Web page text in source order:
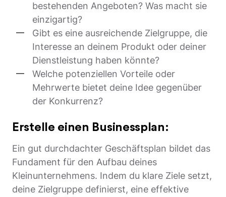
bestehenden Angeboten? Was macht sie
einzigartig?
Gibt es eine ausreichende Zielgruppe, die
Interesse an deinem Produkt oder deiner
Dienstleistung haben könnte?
Welche potenziellen Vorteile oder
Mehrwerte bietet deine Idee gegenüber
der Konkurrenz?
Erstelle einen Businessplan:
Ein gut durchdachter Geschäftsplan bildet das
Fundament für den Aufbau deines
Kleinunternehmens. Indem du klare Ziele setzt,
deine Zielgruppe definierst, eine effektive